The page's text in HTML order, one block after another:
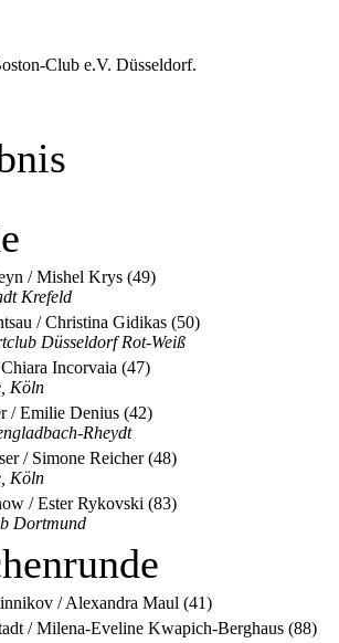
Club e.V. Düsseldorf.
/ Mishel Krys (49)
Krefeld
/ Christina Gidikas (50)
Düsseldorf Rot-Weiß
Incorvaia (47)
Köln
/ Emilie Denius (42)
Rheydt
/ Simone Reicher (48)
Köln
/ Ester Rykovski (83)
Dortmund
/ Alexandra Maul (41)
/ Milena-Eveline Kwapich-Berghaus (88)